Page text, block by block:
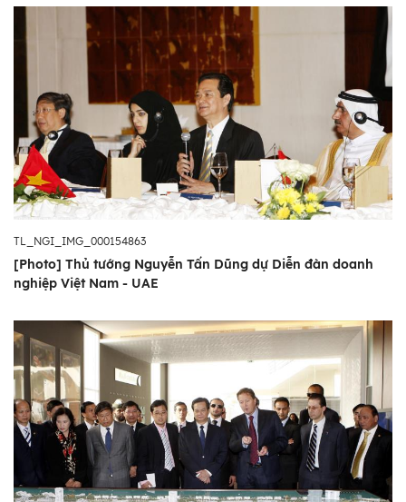
TL_NGI_IMG_000154863
[Photo] Thủ tướng Nguyễn Tấn Dũng dự Diễn đàn doanh
nghiệp Việt Nam - UAE